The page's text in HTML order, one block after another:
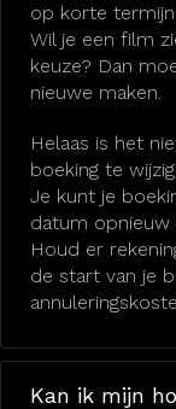
op korte termijn
Wil je een film
keuze? Dan
nieuwe maken.
Helaas is het
boeking te
Je kunt je
datum opnieuw
Houd er
de start van je
Kan ik mijn